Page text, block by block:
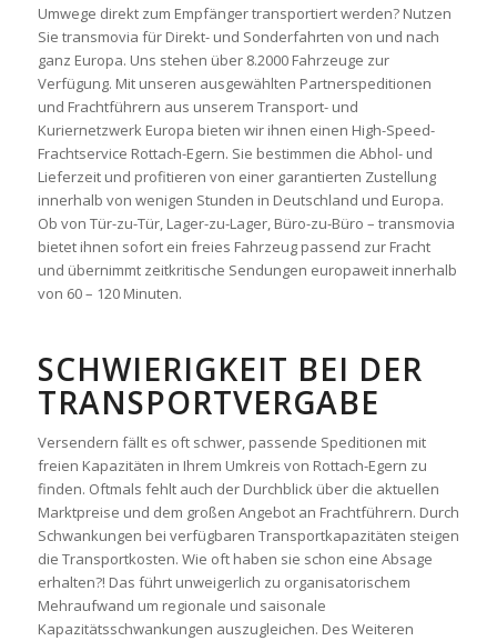
Umwege direkt zum Empfänger transportiert werden? Nutzen
Sie transmovia für Direkt- und Sonderfahrten von und nach
ganz Europa. Uns stehen über 8.2000 Fahrzeuge zur
Verfügung. Mit unseren ausgewählten Partnerspeditionen
und Frachtführern aus unserem Transport- und
Kuriernetzwerk Europa bieten wir ihnen einen High-Speed-
Frachtservice Rottach-Egern. Sie bestimmen die Abhol- und
Lieferzeit und profitieren von einer garantierten Zustellung
innerhalb von wenigen Stunden in Deutschland und Europa.
Ob von Tür-zu-Tür, Lager-zu-Lager, Büro-zu-Büro – transmovia
bietet ihnen sofort ein freies Fahrzeug passend zur Fracht
und übernimmt zeitkritische Sendungen europaweit innerhalb
von 60 – 120 Minuten.
SCHWIERIGKEIT BEI DER
TRANSPORTVERGABE
Versendern fällt es oft schwer, passende Speditionen mit
freien Kapazitäten in Ihrem Umkreis von Rottach-Egern zu
finden. Oftmals fehlt auch der Durchblick über die aktuellen
Marktpreise und dem großen Angebot an Frachtführern. Durch
Schwankungen bei verfügbaren Transportkapazitäten steigen
die Transportkosten. Wie oft haben sie schon eine Absage
erhalten?! Das führt unweigerlich zu organisatorischem
Mehraufwand um regionale und saisonale
Kapazitätsschwankungen auszugleichen. Des Weiteren